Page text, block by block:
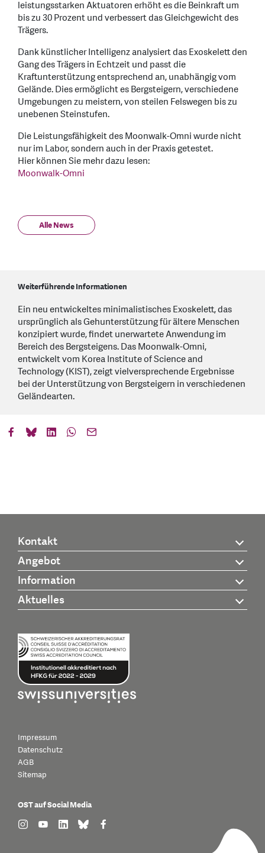
leistungsstarken Aktuatoren erhöht es die Beinkraft um
bis zu 30 Prozent und verbessert das Gleichgewicht des
Trägers.
Dank künstlicher Intelligenz analysiert das Exoskelett den
Gang des Trägers in Echtzeit und passt die
Kraftunterstützung entsprechend an, unabhängig vom
Gelände. Dies ermöglicht es Bergsteigern, verschiedene
Umgebungen zu meistern, von steilen Felswegen bis zu
unebenen Steinstufen.
Die Leistungsfähigkeit des Moonwalk-Omni wurde nicht
nur im Labor, sondern auch in der Praxis getestet.
Hier können Sie mehr dazu lesen:
Moonwalk-Omni
Alle News
Weiterführende Informationen
Ein neu entwickeltes minimalistisches Exoskelett, das
ursprünglich als Gehunterstützung für ältere Menschen
konzipiert wurde, findet unerwartete Anwendung im
Bereich des Bergsteigens. Das Moonwalk-Omni,
entwickelt vom Korea Institute of Science and
Technology (KIST), zeigt vielversprechende Ergebnisse
bei der Unterstützung von Bergsteigern in verschiedenen
Geländearten.
Kontakt
Angebot
Information
Aktuelles
Impressum
Datenschutz
AGB
Sitemap
OST auf Social Media
find us on: instagram
find us on: youtube
find us on: linkedin
find us on: bluesky
find us on: facebook